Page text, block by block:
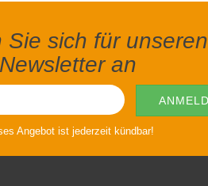
Sie sich für unseren
Newsletter an
Angebot ist jederzeit kündbar!